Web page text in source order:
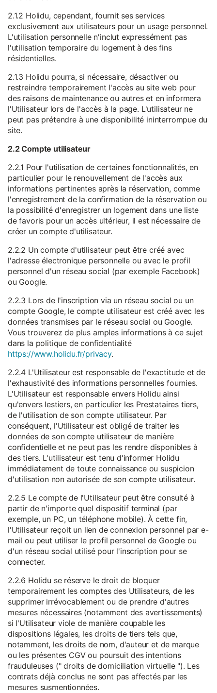
2.1.2 Holidu, cependant, fournit ses services
exclusivement aux utilisateurs pour un usage personnel.
L'utilisation personnelle n'inclut expressément pas
l'utilisation temporaire du logement à des fins
résidentielles.
2.1.3 Holidu pourra, si nécessaire, désactiver ou
restreindre temporairement l'accès au site web pour
des raisons de maintenance ou autres et en informera
l'Utilisateur lors de l'accès à la page. L'utilisateur ne
peut pas prétendre à une disponibilité ininterrompue du
site.
2.2 Compte utilisateur
2.2.1 Pour l'utilisation de certaines fonctionnalités, en
particulier pour le renouvellement de l'accès aux
informations pertinentes après la réservation, comme
l'enregistrement de la confirmation de la réservation ou
la possibilité d'enregistrer un logement dans une liste
de favoris pour un accès ultérieur, il est nécessaire de
créer un compte d'utilisateur.
2.2.2 Un compte d'utilisateur peut être créé avec
l'adresse électronique personnelle ou avec le profil
personnel d'un réseau social (par exemple Facebook)
ou Google.
2.2.3 Lors de l'inscription via un réseau social ou un
compte Google, le compte utilisateur est créé avec les
données transmises par le réseau social ou Google.
Vous trouverez de plus amples informations à ce sujet
dans la politique de confidentialité
https://www.holidu.fr/privacy.
2.2.4 L'Utilisateur est responsable de l'exactitude et de
l'exhaustivité des informations personnelles fournies.
L'Utilisateur est responsable envers Holidu ainsi
qu'envers lestiers, en particulier les Prestataires tiers,
de l'utilisation de son compte utilisateur. Par
conséquent, l'Utilisateur est obligé de traiter les
données de son compte utilisateur de manière
confidentielle et ne peut pas les rendre disponibles à
des tiers. L'utilisateur est tenu d'informer Holidu
immédiatement de toute connaissance ou suspicion
d'utilisation non autorisée de son compte utilisateur.
2.2.5 Le compte de l'Utilisateur peut être consulté à
partir de n'importe quel dispositif terminal (par
exemple, un PC, un téléphone mobile). À cette fin,
l'Utilisateur reçoit un lien de connexion personnel par e-
mail ou peut utiliser le profil personnel de Google ou
d'un réseau social utilisé pour l'inscription pour se
connecter.
2.2.6 Holidu se réserve le droit de bloquer
temporairement les comptes des Utilisateurs, de les
supprimer irrévocablement ou de prendre d'autres
mesures nécessaires (notamment des avertissements)
si l'Utilisateur viole de manière coupable les
dispositions légales, les droits de tiers tels que,
notamment, les droits de nom, d'auteur et de marque
ou les présentes CGV ou poursuit des intentions
frauduleuses (" droits de domiciliation virtuelle "). Les
contrats déjà conclus ne sont pas affectés par les
mesures susmentionnées.